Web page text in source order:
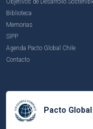
Objetivos de Desarrollo
Biblioteca
Memorias
SIPP
Agenda Pacto Global Chile
Contacto
Pacto